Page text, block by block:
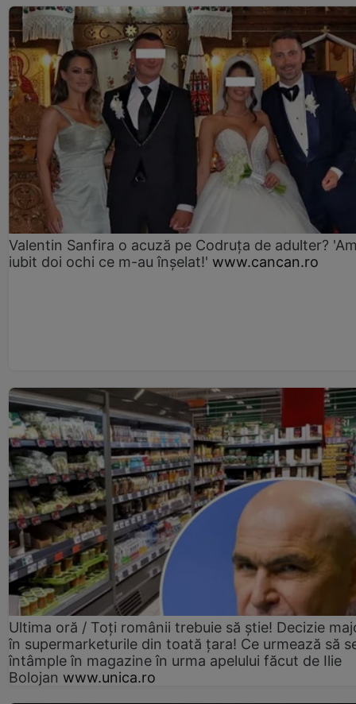
Valentin Sanfira o acuză pe Codruța de adulter?
iubit doi ochi ce m-au înșelat!' www.cancan.ro
Ultima oră / Toți românii trebuie să știe! Decizie
în supermarketurile din toată țara! Ce urmează să
întâmple în magazine în urma apelului făcut de Ilie
Bolojan www.unica.ro